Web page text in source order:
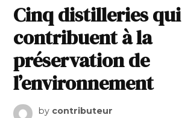
Cinq distilleries qui
contribuent à la
préservation de
l’environnement
by contributeur